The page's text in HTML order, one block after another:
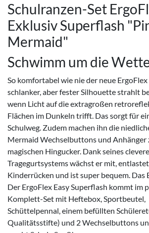
Schulranzen-Set
Exklusiv Superflash
Mermaid"
Schwimm um die
So komfortabel wie nie der neue
schlanker, aber fester Silhouette strahlt
wenn Licht auf die extragroßen
Flächen im Dunkeln trifft. Das sorgt für
Schulweg. Zudem machen ihn die
Mermaid Wechselbuttons und Anhänger
magischen Hingucker. Dank seines
Tragegurtsystems wächst er mit,
Kinderrücken und ist super bequem. Das
Der ErgoFlex Easy Superflash kommt im
Komplett-Set mit Heftebox, Sportbeutel,
Schüttelpennal, einem befüllten
Qualitätsstifte) und 2 Wechselbuttons